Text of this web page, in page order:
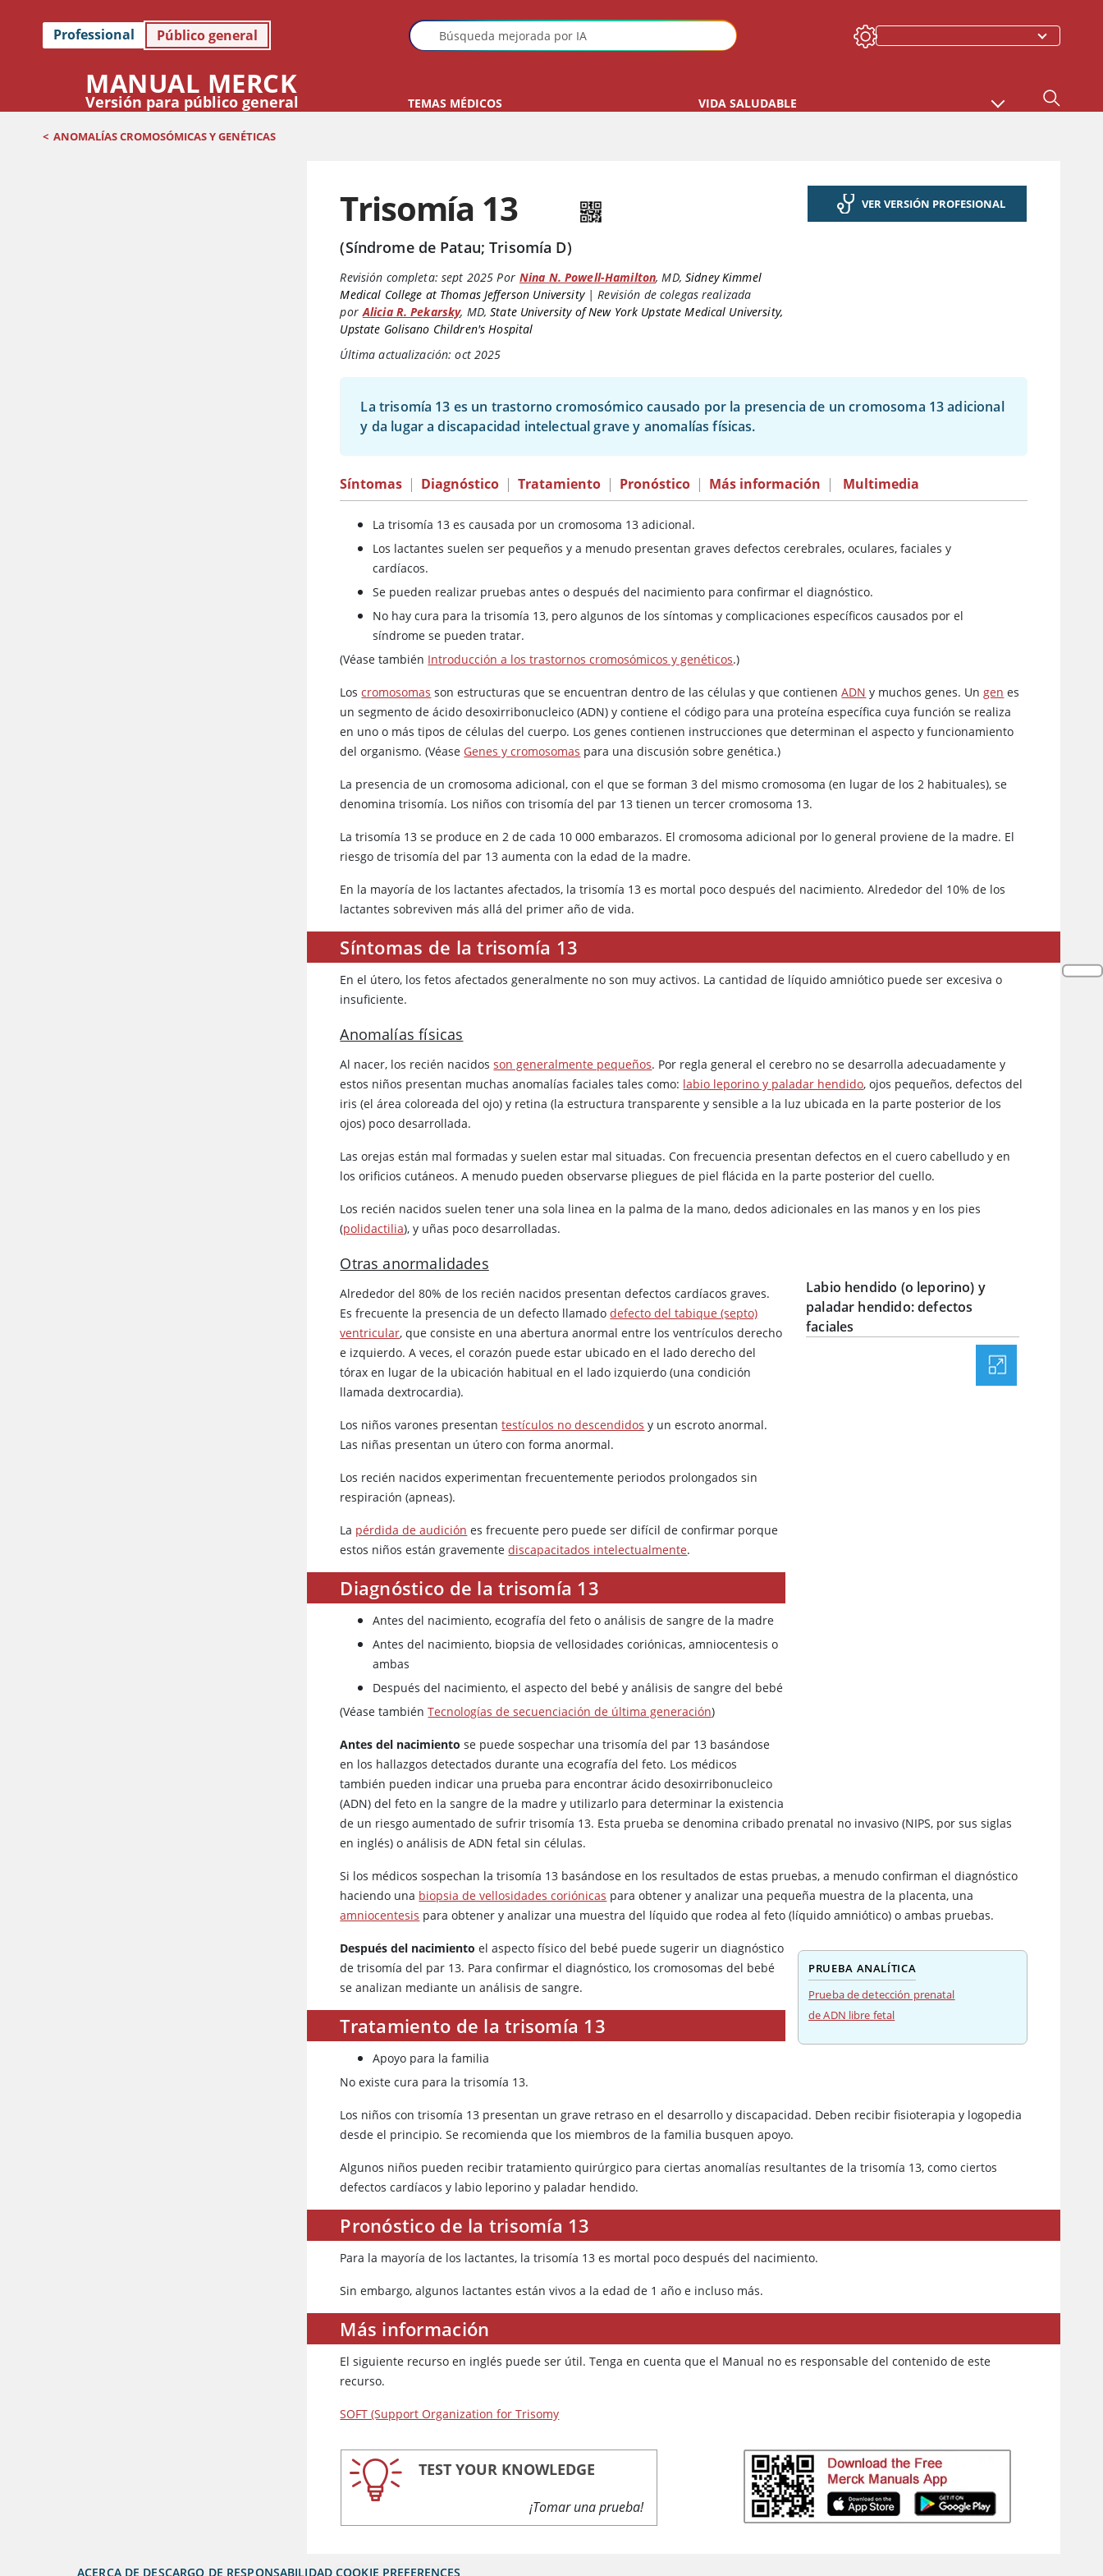
Professional Público general
MANUAL MERCK
Versión para público general TEMAS MÉDICOS VIDA SALUDABLE
< ANOMALÍAS CROMOSÓMICAS Y GENÉTICAS
Trisomía 13
(Síndrome de Patau; Trisomía D)
Revisión completa: sept 2025 Por Nina N. Powell-Hamilton,MD, Sidney Kimmel
Medical College at Thomas Jefferson University|Revisión de colegas realizada
por Alicia R. Pekarsky, MD,State University of New York Upstate Medical University,
Upstate Golisano Children's Hospital
Última actualización: oct 2025
VER VERSIÓN PROFESIONAL
La trisomía 13 es un trastorno cromosómico causado por la presencia de un cromosoma 13 adicional
y da lugar a discapacidad intelectual grave y anomalías físicas.
Síntomas | Diagnóstico | Tratamiento | Pronóstico | Más información | Multimedia
La trisomía 13 es causada por un cromosoma 13 adicional.
Los lactantes suelen ser pequeños y a menudo presentan graves defectos cerebrales, oculares, faciales y
cardíacos.
Se pueden realizar pruebas antes o después del nacimiento para confirmar el diagnóstico.
No hay cura para la trisomía 13, pero algunos de los síntomas y complicaciones específicos causados por el
síndrome se pueden tratar.
(Véase también Introducción a los trastornos cromosómicos y genéticos.)
Loscromosomas son estructuras que se encuentran dentro de las células y que contienenADN y muchos genes. Ungen es
un segmento de ácido desoxirribonucleico (ADN) y contiene el código para una proteína específica cuya función se realiza
en uno o más tipos de células del cuerpo. Los genes contienen instrucciones que determinan el aspecto y funcionamiento
del organismo. (Véase Genes y cromosomas para una discusión sobre genética.)
La presencia de un cromosoma adicional, con el que se forman 3 del mismo cromosoma (en lugar de los 2 habituales), se
denomina trisomía. Los niños con trisomía del par 13 tienen un tercer cromosoma 13.
La trisomía 13 se produce en 2 de cada 10 000 embarazos. El cromosoma adicional por lo general proviene de la madre. El
riesgo de trisomía del par 13 aumenta con la edad de la madre.
En la mayoría de los lactantes afectados, la trisomía 13 es mortal poco después del nacimiento. Alrededor del 10% de los
lactantes sobreviven más allá del primer año de vida.
Síntomas de la trisomía 13
En el útero, los fetos afectados generalmente no son muy activos. La cantidad de líquido amniótico puede ser excesiva o
insuficiente.
Anomalías físicas
Al nacer, los recién nacidosson generalmente pequeños. Por regla general el cerebro no se desarrolla adecuadamente y
estos niños presentan muchas anomalías faciales tales como: labio leporino y paladar hendido, ojos pequeños, defectos del
iris (el área coloreada del ojo) y retina (la estructura transparente y sensible a la luz ubicada en la parte posterior de los
ojos) poco desarrollada.
Las orejas están mal formadas y suelen estar mal situadas. Con frecuencia presentan defectos en el cuero cabelludo y en
los orificios cutáneos. A menudo pueden observarse pliegues de piel flácida en la parte posterior del cuello.
Los recién nacidos suelen tener una sola linea en la palma de la mano, dedos adicionales en las manos y en los pies
(polidactilia), y uñas poco desarrolladas.
Labio hendido (o leporino) y
paladar hendido: defectos
faciales
Otras anormalidades
Alrededor del 80% de los recién nacidos presentan defectos cardíacos graves.
Es frecuente la presencia de un defecto llamadodefecto del tabique (septo)
ventricular, que consiste en una abertura anormal entre los ventrículos derecho
e izquierdo. A veces, el corazón puede estar ubicado en el lado derecho del
tórax en lugar de la ubicación habitual en el lado izquierdo (una condición
llamada dextrocardia).
Los niños varones presentantestículos no descendidos y un escroto anormal.
Las niñas presentan un útero con forma anormal.
Los recién nacidos experimentan frecuentemente periodos prolongados sin
respiración (apneas).
La pérdida de audición es frecuente pero puede ser difícil de confirmar porque
estos niños están gravementediscapacitados intelectualmente.
Diagnóstico de la trisomía 13
Antes del nacimiento, ecografía del feto o análisis de sangre de la madre
Antes del nacimiento, biopsia de vellosidades coriónicas, amniocentesis o
ambas
Después del nacimiento, el aspecto del bebé y análisis de sangre del bebé
(Véase tambiénTecnologías de secuenciación de última generación)
Antes del nacimiento se puede sospechar una trisomía del par 13 basándose
en los hallazgos detectados durante una ecografía del feto. Los médicos
también pueden indicar una prueba para encontrar ácido desoxirribonucleico
(ADN) del feto en la sangre de la madre y utilizarlo para determinar la existencia
de un riesgo aumentado de sufrir trisomía 13. Esta prueba se denomina cribado prenatal no invasivo (NIPS, por sus siglas
en inglés) o análisis de ADN fetal sin células.
Si los médicos sospechan la trisomía 13 basándose en los resultados de estas pruebas, a menudo confirman el diagnóstico
haciendo una biopsia de vellosidades coriónicas para obtener y analizar una pequeña muestra de la placenta, una
amniocentesis para obtener y analizar una muestra del líquido que rodea al feto (líquido amniótico) o ambas pruebas.
PRUEBA ANALÍTICA
Prueba de detección prenatal
de ADN libre fetal
Después del nacimiento el aspecto físico del bebé puede sugerir un diagnóstico
de trisomía del par 13. Para confirmar el diagnóstico, los cromosomas del bebé
se analizan mediante un análisis de sangre.
Tratamiento de la trisomía 13
Apoyo para la familia
No existe cura para la trisomía 13.
Los niños con trisomía 13 presentan un grave retraso en el desarrollo y discapacidad. Deben recibir fisioterapia y logopedia
desde el principio. Se recomienda que los miembros de la familia busquen apoyo.
Algunos niños pueden recibir tratamiento quirúrgico para ciertas anomalías resultantes de la trisomía 13, como ciertos
defectos cardíacos y labio leporino y paladar hendido.
Pronóstico de la trisomía 13
Para la mayoría de los lactantes, la trisomía 13 es mortal poco después del nacimiento.
Sin embargo, algunos lactantes están vivos a la edad de 1 año e incluso más.
Más información
El siguiente recurso en inglés puede ser útil. Tenga en cuenta que el Manual no es responsable del contenido de este
recurso.
SOFT (Support Organization for Trisomy
TEST YOUR KNOWLEDGE
¡Tomar una prueba!
ACERCA DE DESCARGO DE RESPONSABILIDAD COOKIE PREFERENCES